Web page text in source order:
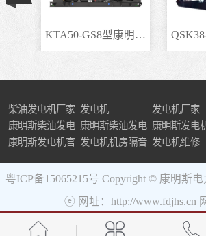
KTA50-GS8型康明斯柴..
柴油发电机厂家 发电机 发电机厂家
康明斯柴油发电
机组
康明斯柴油发电
机
康明斯发电
康明斯发电机官 发电机机房隔音 发电机维修
粤ICP备15065215号 Copyright © 康明斯
ⓔ 网址：http://www.fdjhs.cn